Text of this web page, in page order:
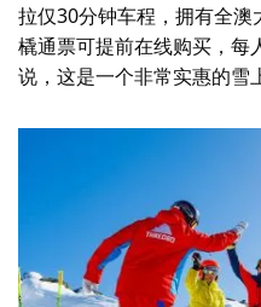
拉仅30分钟车程，拥有全
橇通票可提前在线购买，
说，这是一个非常实惠的雪